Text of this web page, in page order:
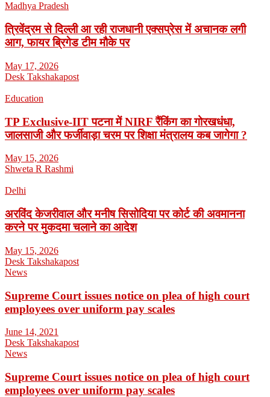
Madhya Pradesh
त्रिवेंद्रम से दिल्ली आ रही राजधानी एक्सप्रेस में अचानक लगी
आग, फायर ब्रिगेड टीम मौके पर
May 17, 2026
Desk Takshakapost
Education
TP Exclusive-IIT पटना में NIRF रैंकिंग का गोरखधंधा,
जालसाजी और फर्जीवाड़ा चरम पर शिक्षा मंत्रालय कब जागेगा ?
May 15, 2026
Shweta R Rashmi
Delhi
अरविंद केजरीवाल और मनीष सिसोदिया पर कोर्ट की अवमानना
करने पर मुकदमा चलाने का आदेश
May 15, 2026
Desk Takshakapost
News
Supreme Court issues notice on plea of high court
employees over uniform pay scales
June 14, 2021
Desk Takshakapost
News
Supreme Court issues notice on plea of high court
employees over uniform pay scales